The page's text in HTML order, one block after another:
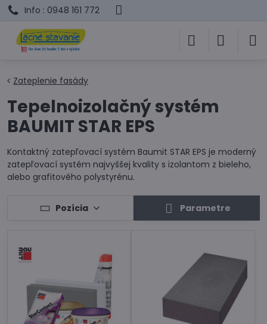
Info : 0948 161 772
Zateplenie fasády
Tepelnoizolačný systém
BAUMIT STAR EPS
Kontaktný zatepľovací systém Baumit STAR EPS je moderný
zatepľovací systém najvyššej kvality s izolantom z bieleho,
alebo grafitového polystyrénu.
Pozícia Parametre